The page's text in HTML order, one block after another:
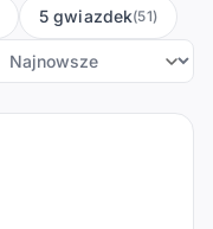
5 gwiazdek(51)